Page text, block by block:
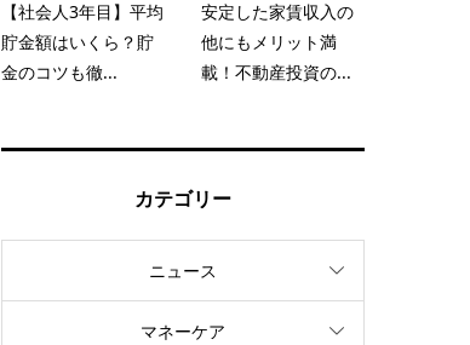
【社会人3年目】平均
貯金額はいくら？貯
金のコツも徹...
安定した家賃収入の
他にもメリット満
載！不動産投資の...
カテゴリー
ニュース
マネーケア